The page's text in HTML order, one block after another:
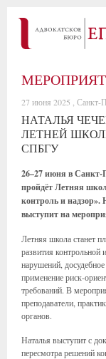
27 июня 2025 , Санкт-
НАТАЛЬЯ
ЛЕТНЕЙ
СПБГУ
26–27 июня в Санкт-
пройдёт Летняя
контроль и
выступит на
Летняя школа станет
развития контрольной
нарушений,
применение риск-
требований. В
преподаватели,
органов.
Наталья выступит с
пересмотра решений